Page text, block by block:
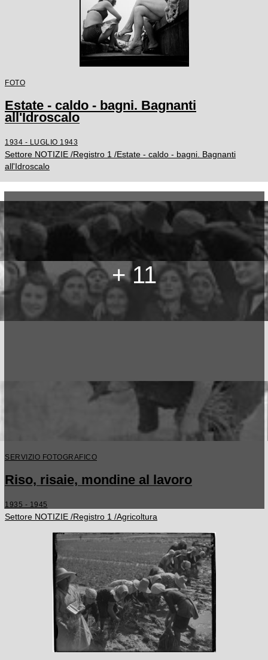
FOTO
Estate - caldo - bagni. Bagnanti
all'Idroscalo
1934 - LUGLIO 1943
Settore NOTIZIE /Registro 1 /Estate - caldo - bagni. Bagnanti
all'Idroscalo
+ 11
SERVIZIO FOTOGRAFICO
Riso, risaie, mondine al lavoro
1935 - 1945
Settore NOTIZIE /Registro 1 /Agricoltura